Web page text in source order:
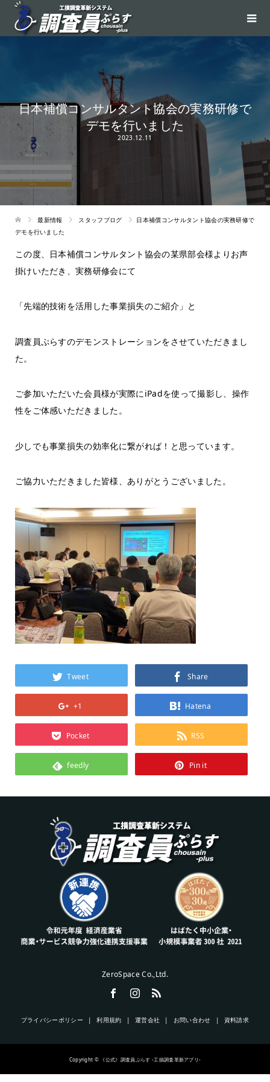
日本補償コンサルタント協会の実務研修で
デモを行いました
2023.12.11
最新情報 スタッフブログ
日本補償コンサルタント協会の実務研修で
デモを行いました
この度、日本補償コンサルタント協会の某県部会様よりお声
掛けいただき、実務研修会にて
「先端的技術を活用した事業損失のご紹介」と
調査員ぷらすのデモンストレーションをさせていただきまし
た。
ご参加いただいた会員様が実際にiPadを使って撮影し、操作
性をご体感いただきました。
少しでも事業損失の効率化に繋がれば！と思っています。
ご協力いただきました皆様、ありがとうございました。
Tweet Share
+1 Hatena
Pocket RSS
feedly Pin it
ZeroSpace Co.,Ltd.
プライバシーポリシー 利用規約 運営会社 お問い合わせ 資料請求
Copyright © 《公式》調査員ぷらす -工損調査革新アプリ-